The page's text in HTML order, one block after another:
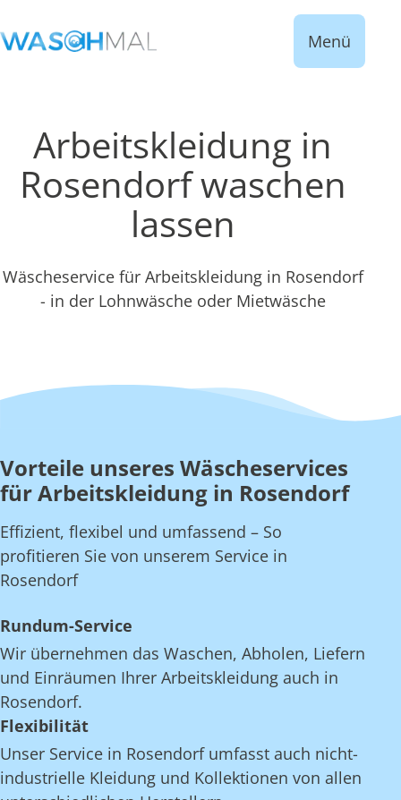
Menü
Arbeitskleidung in
Rosendorf waschen
lassen
Wäscheservice für Arbeitskleidung in Rosendorf
- in der Lohnwäsche oder Mietwäsche
Vorteile unseres Wäscheservices
für Arbeitskleidung in Rosendorf
Effizient, flexibel und umfassend – So
profitieren Sie von unserem Service in
Rosendorf
Rundum-Service
Wir übernehmen das Waschen, Abholen, Liefern
und Einräumen Ihrer Arbeitskleidung auch in
Rosendorf.
Flexibilität
Unser Service in Rosendorf umfasst auch nicht-
industrielle Kleidung und Kollektionen von allen